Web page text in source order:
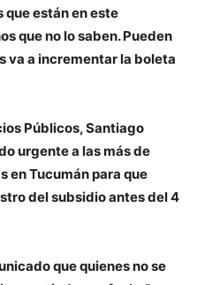
que están en este
que no lo saben. Pueden
va a incrementar la boleta
Públicos, Santiago
urgente a las más de
en Tucumán para que
del subsidio antes del 4
que quienes no se